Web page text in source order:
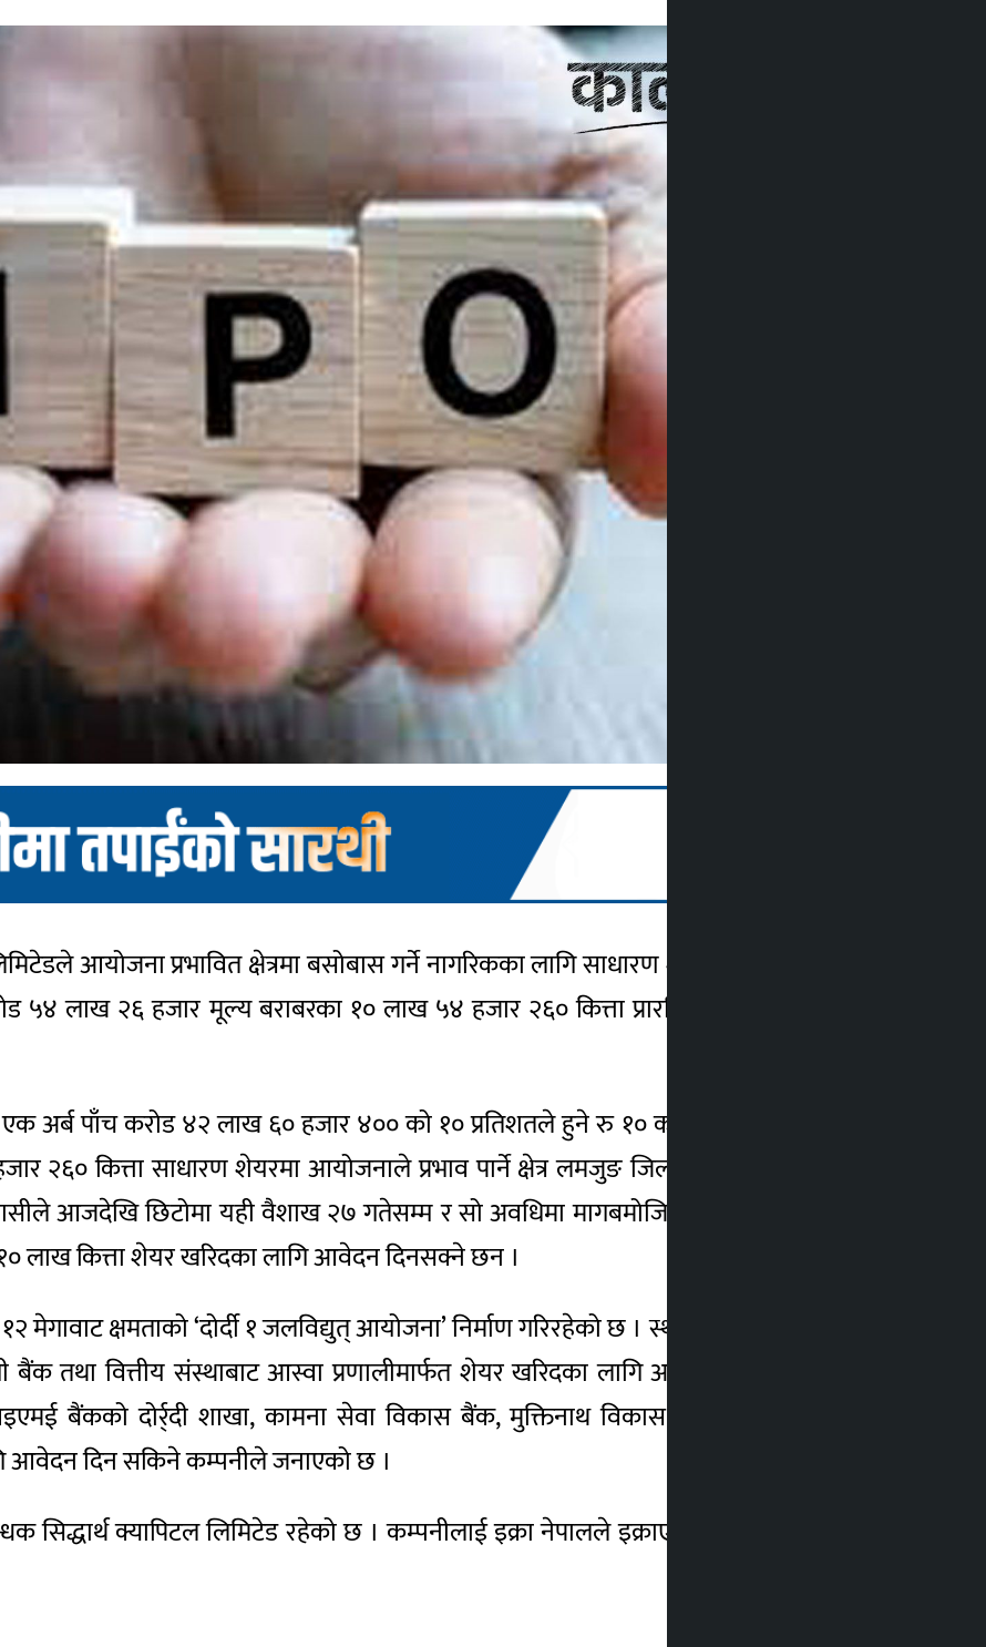
आयोजना प्रभावित क्षेत्रमा बसोबास गर्ने नागरिकका लागि साधारण शेयर बिक्री खुला गरेको छ ।
५४ लाख २६ हजार मूल्य बराबरका १० लाख ५४ हजार २६० कित्ता प्रारम्भिक सार्वजनिक निष्काशन
अर्ब पाँच करोड ४२ लाख ६० हजार ४०० को १० प्रतिशतले हुने रु १० करोड ५४ लाख २६ हजार ४०
२६० कित्ता साधारण शेयरमा आयोजनाले प्रभाव पार्ने क्षेत्र लमजुङ जिल्लाको दोर्र्दी गाउँपालिकाका
आजदेखि छिटोमा यही वैशाख २७ गतेसम्म र सो अवधिमा मागबमोजिम आवेदन नपरे आगामी जेठ
लाख कित्ता शेयर खरिदका लागि आवेदन दिनसक्ने छन ।
मेगावाट क्षमताको ‘दोर्दी १ जलविद्युत् आयोजना’ निर्माण गरिरहेको छ । स्थानीयवासीले नेपाल धितोपत्र
बैंक तथा वित्तीय संस्थाबाट आस्वा प्रणालीमार्फत शेयर खरिदका लागि आवेदन दिन सक्नेछन् । साथै
बैंकको दोर्र्दी शाखा, कामना सेवा विकास बैंक, मुक्तिनाथ विकास बैंक तथा एनएमबी बैंकको
आवेदन दिन सकिने कम्पनीले जनाएको छ ।
सिद्धार्थ क्यापिटल लिमिटेड रहेको छ । कम्पनीलाई इक्रा नेपालले इक्राएनपी–आइआर बिबी माइनस